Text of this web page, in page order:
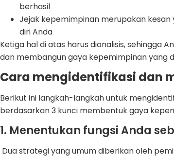
berhasil
Jejak kepemimpinan merupakan
diri Anda
Ketiga hal di atas harus dianalisis, sehingga
dan membangun gaya kepemimpinan yang
Cara mengidentifikasi dan
Berikut ini langkah-langkah untuk
berdasarkan 3 kunci membentuk gaya
1. Menentukan fungsi Anda
Dua strategi yang umum diberikan oleh